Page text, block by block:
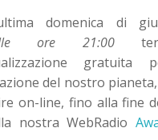
domenica di
ore 21:00
gratuita
del nostro
on-line, fino alla fine
nostra WebRadio